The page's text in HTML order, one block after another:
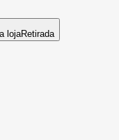
lojaRetirada